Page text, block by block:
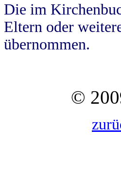
Die im
Eltern oder
übernommen.
©